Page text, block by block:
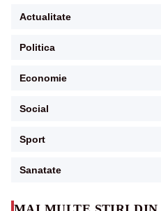
Actualitate
Politica
Economie
Social
Sport
Sanatate